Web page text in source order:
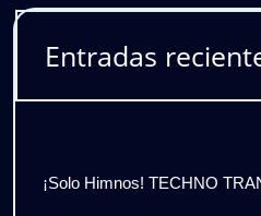
Entradas
¡Solo Himnos! TECHNO